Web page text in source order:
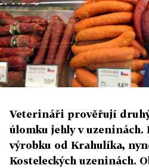
Veterináři prověřují
úlomku jehly v uzeninách.
výrobku od Krahulíka,
Kosteleckých uzeninách.